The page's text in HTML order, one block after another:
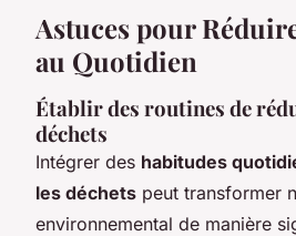
Astuces pour
au Quotidien
Établir des routines de
déchets
Intégrer des habitudes
les déchets peut transformer
environnemental de manière